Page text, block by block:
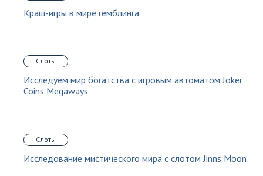
Краш-игры в мире гемблинга
Слоты
Исследуем мир богатства с игровым автоматом Joker
Coins Megaways
Слоты
Исследование мистического мира с слотом Jinns Moon